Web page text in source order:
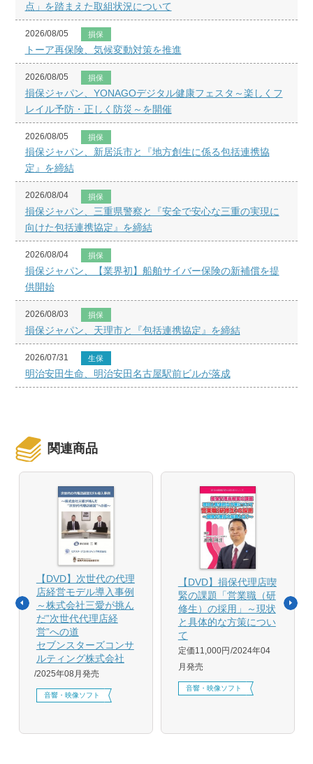
点」を踏まえた取組状況について
2026/08/05 損保
トーア再保険、気候変動対策を推進
2026/08/05 損保
損保ジャパン、YONAGOデジタル健康フェスタ～楽しくフ
レイル予防・正しく防災～を開催
2026/08/05 損保
損保ジャパン、新居浜市と『地方創生に係る包括連携協
定』を締結
2026/08/04 損保
損保ジャパン、三重県警察と『安全で安心な三重の実現に
向けた包括連携協定』を締結
2026/08/04 損保
損保ジャパン、【業界初】船舶サイバー保険の新補償を提
供開始
2026/08/03 損保
損保ジャパン、天理市と『包括連携協定』を締結
2026/07/31 生保
明治安田生命、明治安田名古屋駅前ビルが落成
関連商品
【DVD】次世代の代理
店経営モデル導入事例
～株式会社三愛が挑ん
だ”次世代代理店経
営”への道
セブンスターズコンサ
ルティング株式会社
2025年08月発売
音響・映像ソフト
【DVD】損保代理店喫
緊の課題「営業職（研
修生）の採用」～現状
と具体的な方策につい
て
定価11,000円 2024年04
月発売
音響・映像ソフト